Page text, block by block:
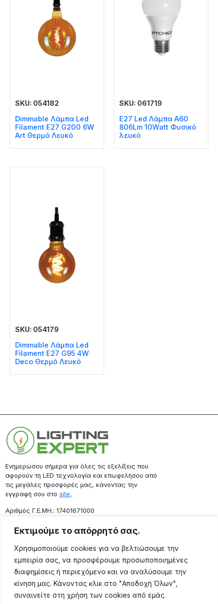
Εκτιμούμε το απόρρητό σας.
Χρησιμοποιούμε cookies για να βελτιώσουμε την
εμπειρία σας, να προσφέρουμε προσωποποιημένες
διαφημίσεις ή περιεχόμενο και να αναλύσουμε την
κίνηση μας. Κάνοντας κλικ στο "Αποδοχή Όλων",
συναινείτε στη χρήση των cookies από εμάς.
SKU: 054182
Dimmable Λάμπα Led
Filament E27 G200 6W
Art Θερμό Λευκό
SKU: 061719
E27 Led Λάμπα A60
806Lm 10Watt Φυσικό
λευκό
SKU: 054179
Dimmable Λάμπα Led
Filament E27 G95 4W
Deco Θερμό Λευκό
Ενημερώσου σήμερα για όλες τις εξελίξεις που
αφορούν τη LED τεχνολογία και επωφελήσου από
τις μεγάλες προσφορές μας, κάνοντας την
εγγραφή σου στο site.
Aριθμός Γ.Ε.ΜΗ.: 17401671000
Επικοινωνία
Ρόδου 133, Αθήνα 10443
(+30) 211 725 5427
sales@lightingexpert.gr